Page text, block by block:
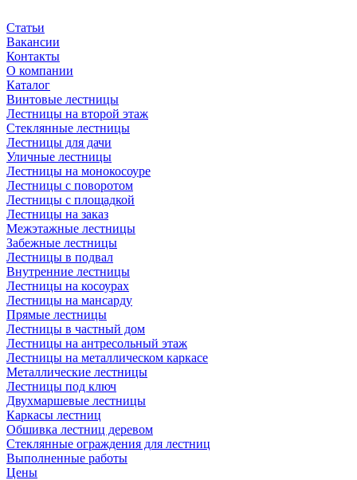
Статьи
Вакансии
Контакты
О компании
Каталог
Винтовые лестницы
Лестницы на второй этаж
Стеклянные лестницы
Лестницы для дачи
Уличные лестницы
Лестницы на монокосоуре
Лестницы с поворотом
Лестницы с площадкой
Лестницы на заказ
Межэтажные лестницы
Забежные лестницы
Лестницы в подвал
Внутренние лестницы
Лестницы на косоурах
Лестницы на мансарду
Прямые лестницы
Лестницы в частный дом
Лестницы на антресольный этаж
Лестницы на металлическом каркасе
Металлические лестницы
Лестницы под ключ
Двухмаршевые лестницы
Каркасы лестниц
Обшивка лестниц деревом
Стеклянные ограждения для лестниц
Выполненные работы
Цены